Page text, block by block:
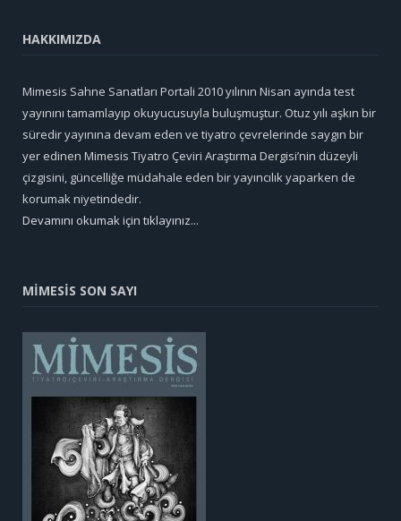
HAKKIMIZDA
Mimesis Sahne Sanatları Portali 2010 yılının Nisan ayında test
yayınını tamamlayıp okuyucusuyla buluşmuştur. Otuz yılı aşkın bir
süredir yayınına devam eden ve tiyatro çevrelerinde saygın bir
yer edinen Mimesis Tiyatro Çeviri Araştırma Dergisi’nin düzeyli
çizgisini, güncelliğe müdahale eden bir yayıncılık yaparken de
korumak niyetindedir.
Devamını okumak için tıklayınız...
MİMESİS SON SAYI